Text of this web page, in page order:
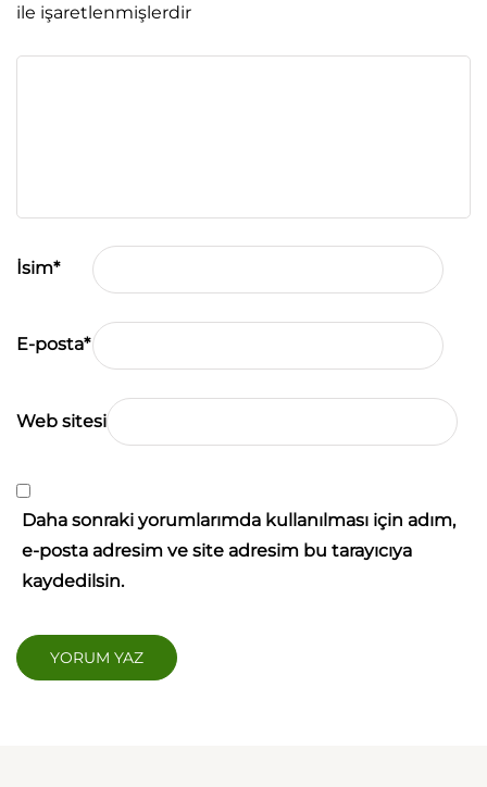
ile işaretlenmişlerdir
İsim*
E-posta*
Web sitesi
Daha sonraki yorumlarımda kullanılması için adım,
e-posta adresim ve site adresim bu tarayıcıya
kaydedilsin.